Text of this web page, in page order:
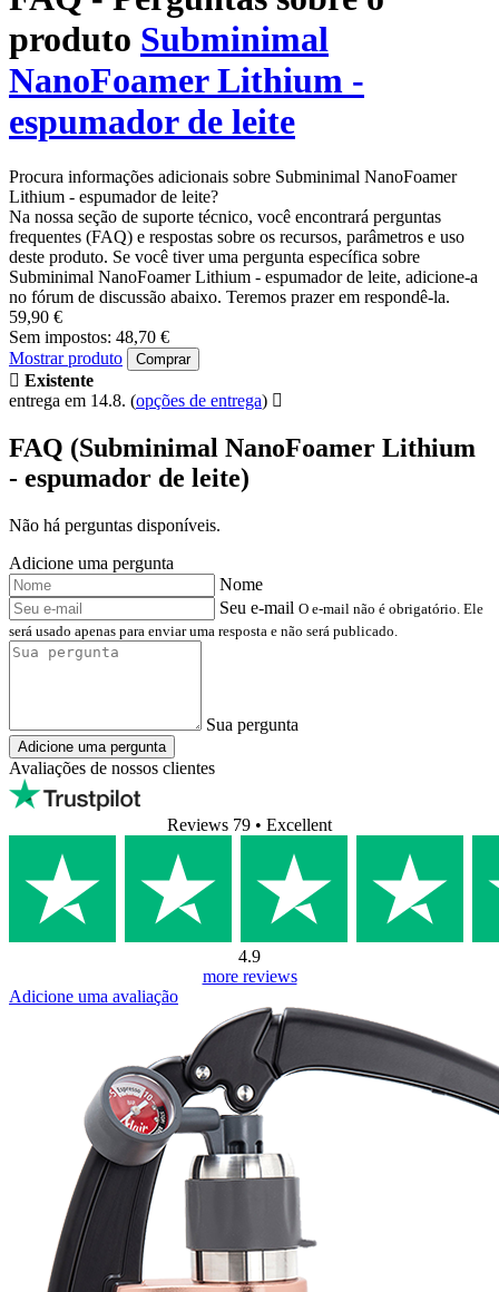
produto Subminimal
NanoFoamer Lithium -
espumador de leite
Procura informações adicionais sobre Subminimal NanoFoamer
Lithium - espumador de leite?
Na nossa seção de suporte técnico, você encontrará perguntas
frequentes (FAQ) e respostas sobre os recursos, parâmetros e uso
deste produto. Se você tiver uma pergunta específica sobre
Subminimal NanoFoamer Lithium - espumador de leite, adicione-a
no fórum de discussão abaixo. Teremos prazer em respondê-la.
59,90 €
Sem impostos: 48,70 €
Mostrar produto
Comprar
Existente
entrega em 14.8. (opções de entrega)
FAQ (Subminimal NanoFoamer Lithium
- espumador de leite)
Não há perguntas disponíveis.
Adicione uma pergunta
Nome
Seu e-mail O e-mail não é obrigatório. Ele
será usado apenas para enviar uma resposta e não será publicado.
Sua pergunta
Adicione uma pergunta
Avaliações de nossos clientes
Reviews 79 • Excellent
4.9
more reviews
Adicione uma avaliação